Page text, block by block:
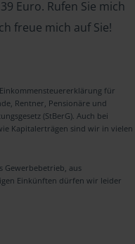
Euro. Rufen Sie mich
freue mich auf Sie!
für
Rentner, Pensionäre und
(StBerG). Auch bei
Kapitalerträgen sind wir in vielen
Gewerbebetrieb, aus
Einkünften dürfen wir leider